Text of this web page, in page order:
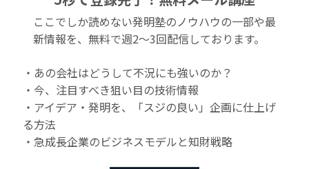
ここでしか読めない発明塾のノウハウの一部や最
新情報を、無料で週2〜3回配信しております。
・あの会社はどうして不況にも強いのか？
・今、注目すべき狙い目の技術情報
・アイデア・発明を、「スジの良い」企画に仕上げ
る方法
・急成長企業のビジネスモデルと知財戦略